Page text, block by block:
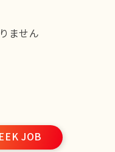
ません
JOB